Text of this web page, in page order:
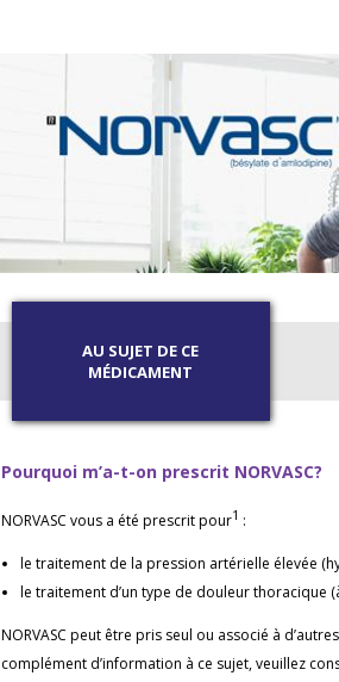
AU SUJET DE CE
MÉDICAMENT
Pourquoi m’a-t-on prescrit NORVASC?
NORVASC vous a été prescrit pour1 :
le traitement de la pression artérielle élevée
le traitement d’un type de douleur thoracique
NORVASC peut être pris seul ou associé à
complément d’information à ce sujet, veuillez